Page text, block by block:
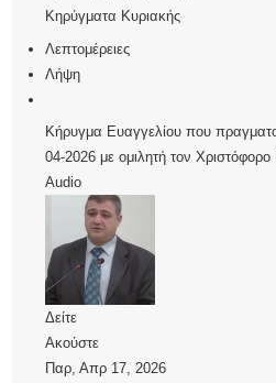
Κηρύγματα Κυριακής
Λεπτομέρειες
Λήψη
Κήρυγμα Ευαγγελίου που
04-2026 με ομιλητή τον
Audio
Δείτε
Ακούστε
Παρ, Απρ 17, 2026